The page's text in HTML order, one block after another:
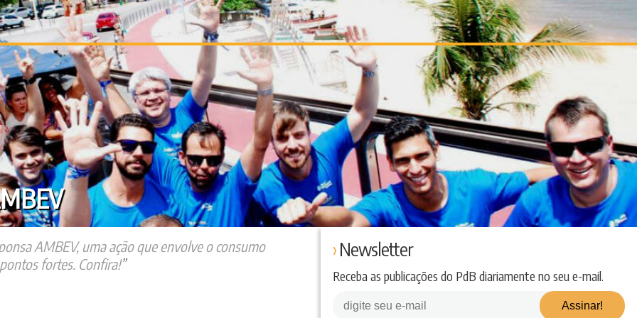
AMBEV, uma ação que envolve o consumo
fortes. Confira!
Newsletter
Receba as publicações do PdB diariamente no seu e-mail.